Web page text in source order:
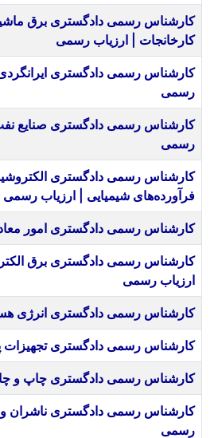
کارشناس رسمی دادگستری برق
کارخانجات | ارزیاب رسمی
کارشناس رسمی دادگستری
رسمی
کارشناس رسمی دادگستری صنایع
رسمی
کارشناس رسمی دادگستری
فرآورده‌های شیمیایی | ارزیاب رسمی
کارشناس رسمی دادگستری امور
کارشناس رسمی دادگستری برق
ارزیاب رسمی
کارشناس رسمی دادگستری انرژی
کارشناس رسمی دادگستری
کارشناس رسمی دادگستری چاپ و
کارشناس رسمی دادگستری ناشران
رسمی